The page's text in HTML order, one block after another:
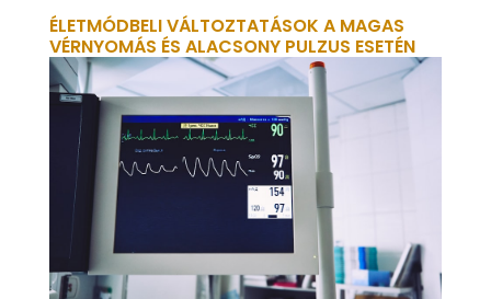
ÉLETMÓDBELI VÁLTOZTATÁSOK A MAGAS
VÉRNYOMÁS ÉS ALACSONY PULZUS ESETÉN